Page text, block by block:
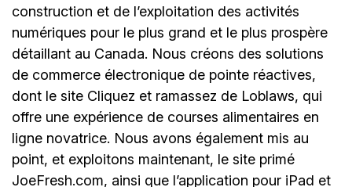
construction et de l’exploitation des activités
numériques pour le plus grand et le plus prospère
détaillant au Canada. Nous créons des solutions
de commerce électronique de pointe réactives,
dont le site Cliquez et ramassez de Loblaws, qui
offre une expérience de courses alimentaires en
ligne novatrice. Nous avons également mis au
point, et exploitons maintenant, le site primé
JoeFresh.com, ainsi que l’application pour iPad et